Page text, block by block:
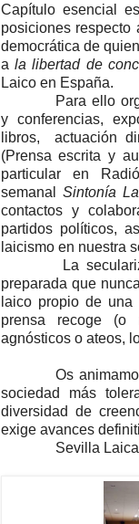
Capítulo esencial
posiciones respecto
democrática de
a la libertad de
Laico en España.
Para ello
y conferencias,
libros, actuación
(Prensa escrita y
particularen
semanal Sintonía
contactos y
partidos políticos,
laicismo en nuestra
La
preparada que
laico propio de una
prensa recoge (o
agnósticos o ateos,
Os
sociedad más
diversidad de
exige avances
Sevilla